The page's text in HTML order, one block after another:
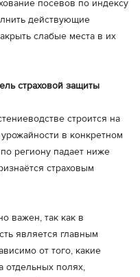
посевов по индексу
действующие
слабые места в их
страховой защиты
строится на
в конкретном
региону падает ниже
страховым
важен, так как в
является главным
от того, какие
отдельных полях,